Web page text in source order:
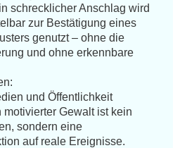
schrecklicher Anschlag wird
zur Bestätigung eines
genutzt – ohne die
und ohne erkennbare
und Öffentlichkeit
Gewalt ist kein
sondern eine
auf reale Ereignisse.